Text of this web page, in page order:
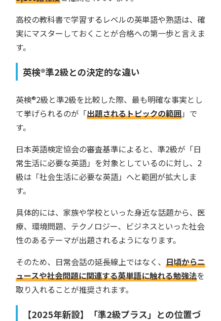
高校の教科書で学習するレベルの英単語や熟語は、確
実にマスターしておくことが合格への第一歩と言えま
す。
英検®︎準2級との決定的な違い
英検®︎2級と準2級を比較した際、最も明確な事実とし
て挙げられるのが「出題されるトピックの範囲」で
す。
日本英語検定協会の審査基準によると、準2級が「日
常生活に必要な英語」を対象としているのに対し、2
級は「社会生活に必要な英語」へと範囲が拡大しま
す。
具体的には、家族や学校といった身近な話題から、医
療、環境問題、テクノロジー、ビジネスといった社会
性のあるテーマが出題されるようになります。
そのため、日常会話の延長線上ではなく、 日頃からニ
ュースや社会問題に関連する英単語に触れる勉強法を
取り入れることが推奨されます。
【2025年新設】「準2級プラス」との位置づ